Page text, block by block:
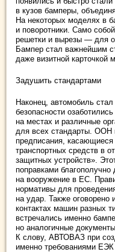
в кузов бамперы,
На некоторых моделях в
и поворотники. Само
решетки и вырезы — для
Бампер стал важнейшим
даже визитной карточкой
Задушить стандартами
Наконец, автомобиль
безопасности
на местах и различные
для всех стандарты. ООН
предписания,
транспортных средств в
защитных устройств».
поправками
на вооружение в ЕС.
нормативы для
на удар. Также
контактах машин разных
встречались именно
но аналогичные
К слову, АВТОВАЗ при
именно требованиями